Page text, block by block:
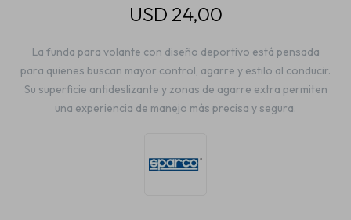
USD 24,00
La funda para volante con diseño deportivo está pensada
para quienes buscan mayor control, agarre y estilo al conducir.
Su superficie antideslizante y zonas de agarre extra permiten
una experiencia de manejo más precisa y segura.
Repuestos